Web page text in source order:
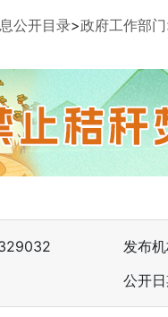
公开目录>政府工作部门
发布
公开